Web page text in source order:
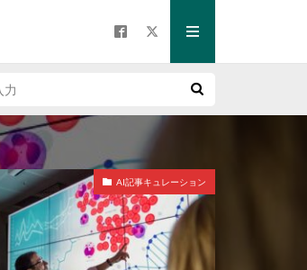
AI記事キュレーション